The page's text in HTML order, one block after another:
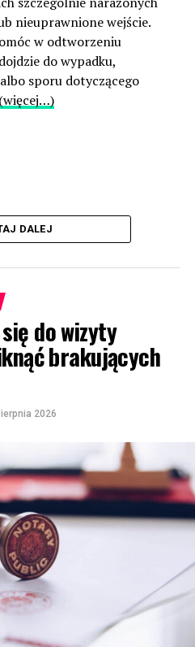
nieuprawnione wejście.
w odtworzeniu
do wypadku,
sporu dotyczącego
(więcej…)
DALEJ
do wizyty
brakujących
2026